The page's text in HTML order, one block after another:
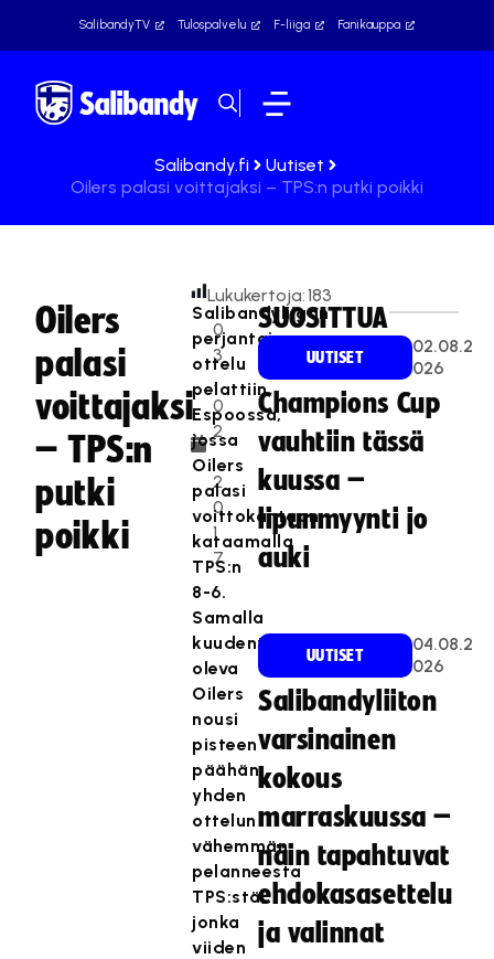
SalibandyTV Tulospalvelu F-liiga Fanikauppa
Salibandy.fi
Uutiset
Oilers palasi voittajaksi – TPS:n putki poikki
Oilers
palasi
voittajaksi
– TPS:n
putki
poikki
0
3
.
0
2
.
2
0
1
7
Lukukertoja:183
Salibandyliigan
perjantain
ottelu
pelattiin
Espoossa,
jossa
Oilers
palasi
voittokantaan
kataamalla
TPS:n
8-6.
Samalla
kuudentena
oleva
Oilers
nousi
pisteen
päähän
yhden
ottelun
vähemmän
pelanneesta
TPS:stä,
jonka
viiden
SUOSITTUA
UUTISET
02.08.2
026
Champions Cup
vauhtiin tässä
kuussa –
lipunmyynti jo
auki
UUTISET
04.08.2
026
Salibandyliiton
varsinainen
kokous
marraskuussa –
näin tapahtuvat
ehdokasasettelu
ja valinnat